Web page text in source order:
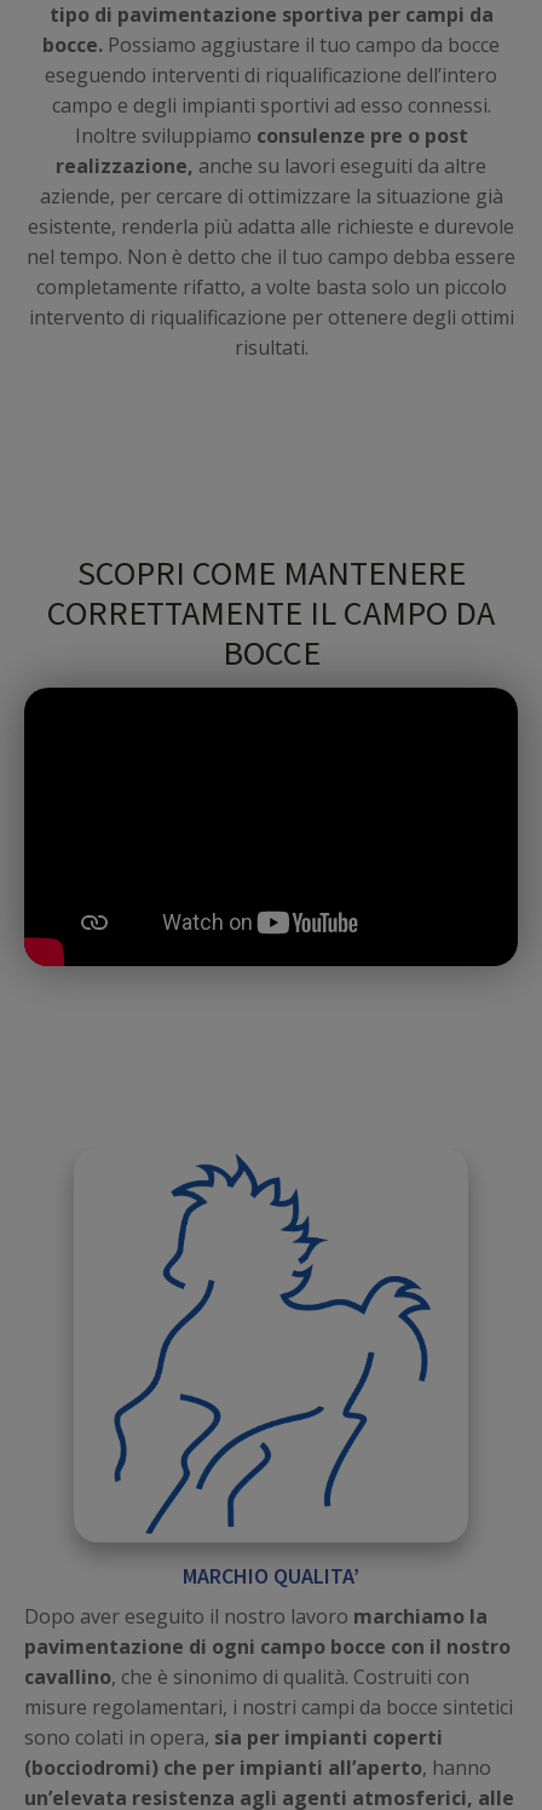
tipo di pavimentazione sportiva per campi da
bocce. Possiamo aggiustare il tuo campo da bocce
eseguendo interventi di riqualificazione dell’intero
campo e degli impianti sportivi ad esso connessi.
Inoltre sviluppiamo consulenze pre o post
realizzazione, anche su lavori eseguiti da altre
aziende, per cercare di ottimizzare la situazione già
esistente, renderla più adatta alle richieste e durevole
nel tempo. Non è detto che il tuo campo debba essere
completamente rifatto, a volte basta solo un piccolo
intervento di riqualificazione per ottenere degli ottimi
risultati.
SCOPRI COME MANTENERE
CORRETTAMENTE IL CAMPO DA
BOCCE
MARCHIO QUALITA’
Dopo aver eseguito il nostro lavoro marchiamo la
pavimentazione di ogni campo bocce con il nostro
cavallino, che è sinonimo di qualità. Costruiti con
misure regolamentari, i nostri campi da bocce sintetici
sono colati in opera, sia per impianti coperti
(bocciodromi) che per impianti all’aperto, hanno
un’elevata resistenza agli agenti atmosferici, alle